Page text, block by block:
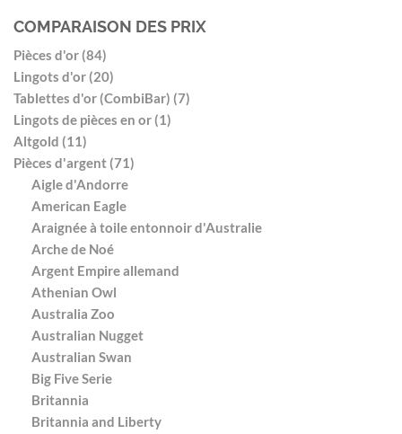
COMPARAISON DES PRIX
Pièces d'or (84)
Lingots d'or (20)
Tablettes d'or (CombiBar) (7)
Lingots de pièces en or (1)
Altgold (11)
Pièces d'argent (71)
Aigle d'Andorre
American Eagle
Araignée à toile entonnoir d'Australie
Arche de Noé
Argent Empire allemand
Athenian Owl
Australia Zoo
Australian Nugget
Australian Swan
Big Five Serie
Britannia
Britannia and Liberty